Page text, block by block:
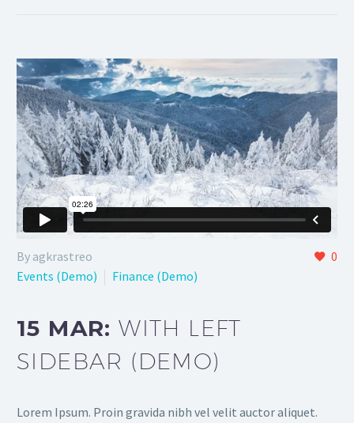
0
By agkrastreo
Events (Demo)
Finance (Demo)
15 MAR:WITH LEFT
SIDEBAR (DEMO)
Lorem Ipsum. Proin gravida nibh vel velit auctor aliquet.